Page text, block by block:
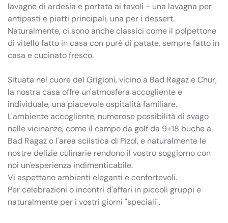
lavagne di ardesia e portata ai tavoli - una lavagna per
antipasti e piatti principali, una per i dessert.
Naturalmente, ci sono anche classici come il polpettone
di vitello fatto in casa con purè di patate, sempre fatto in
casa e cucinato fresco.
Situata nel cuore del Grigioni, vicino a Bad Ragaz e Chur,
la nostra casa offre un'atmosfera accogliente e
individuale, una piacevole ospitalità familiare.
L'ambiente accogliente, numerose possibilità di svago
nelle vicinanze, come il campo da golf da 9+18 buche a
Bad Ragaz o l'area sciistica di Pizol, e naturalmente le
nostre delizie culinarie rendono il vostro soggiorno con
noi un'esperienza indimenticabile.
Vi aspettano ambienti eleganti e confortevoli.
Per celebrazioni o incontri d'affari in piccoli gruppi e
naturalmente per i vostri giorni "speciali".